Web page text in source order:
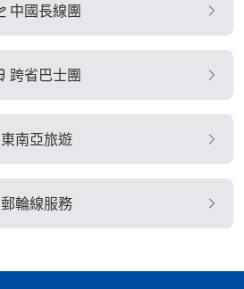
中國長線團
跨省巴士團
東南亞旅遊
郵輪線服務